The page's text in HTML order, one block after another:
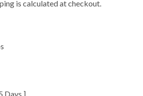
is calculated at checkout.
Days ]